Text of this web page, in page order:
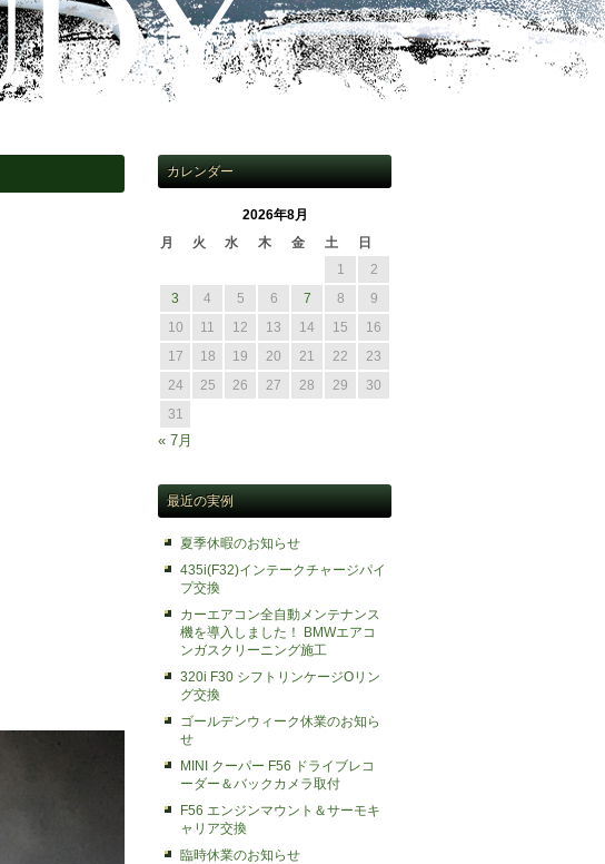
カレンダー
2026年8月
月
火 水 木 金 土
日
1
2
3
4 5 6 7 8
9
10
11 12 13 14 15
16
17
18 19 20 21 22
23
24
25 26 27 28 29
30
31
« 7月
最近の実例
夏季休暇のお知らせ
435i(F32)インテークチャージパイ
プ交換
カーエアコン全自動メンテナンス
機を導入しました！ BMWエアコ
ンガスクリーニング施工
320i F30 シフトリンケージOリン
グ交換
ゴールデンウィーク休業のお知ら
せ
MINI クーパー F56 ドライブレコ
ーダー＆バックカメラ取付
F56 エンジンマウント＆サーモキ
ャリア交換
臨時休業のお知らせ